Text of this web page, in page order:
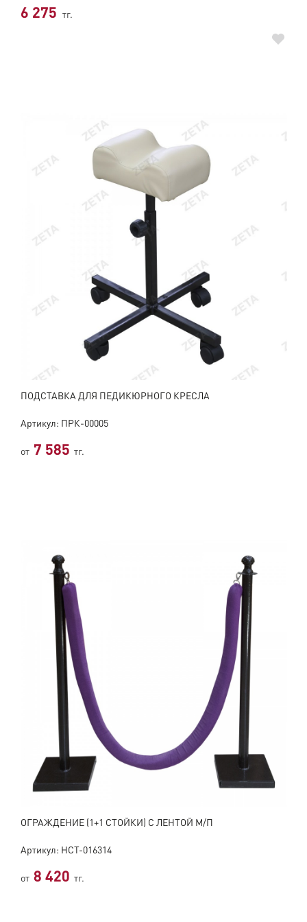
6 275 тг.
ПОДСТАВКА ДЛЯ ПЕДИКЮРНОГО КРЕСЛА
Артикул: ПРК-00005
от 7 585 тг.
ОГРАЖДЕНИЕ (1+1 СТОЙКИ) С ЛЕНТОЙ М/П
Артикул: НСТ-016314
от 8 420 тг.